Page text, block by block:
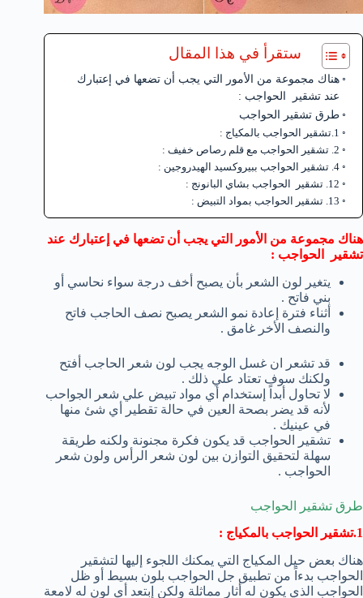
ستقرأ في هذا المقال
هناك مجموعة من الأمور التي يجب أن تضعها في إعتبارك
عند تشقير الحواجب :
طرق تشقير الحواجب
1.تشقير الحواجب بالمكياج :
2. تشقير الحواجب مع قلم رصاص خفيف :
4. تشقير الحواجب ببيروكسيد الهيدروجين :
12. تشقير الحواجب بشاي البانونج :
13. تشقير الحواجب بمواد التبيض :
هناك مجموعة من الأمور التي يجب أن تضعها في إعتبارك عند
تشقير الحواجب :
يتغير لون الشعر بأن يصبح أخف درجة سواء نحاسي أو
بني فاتح .
أثناء فترة إعادة نمو الشعر يصبح نصف الحاجب فاتح
والنصف الأخر غامق .
قد تشعر ان غسل الوجه يجب لون شعر الحاجب أفتح
ولكنك سوف تعتاد علي ذلك .
لا تحاول أبداً إستخدام أي مواد تبيض علي شعر الجواحب
لأنه قد يضر بصحة العين في حالة تقطير أي شئ منها
في عينيك .
تشقير الحواجب قد يكون فكرة مجنونة ولكنه طريقة
سهلة لتحقيق التوازن بين لون شعر الرأس ولون شعر
الحواجب .
طرق تشقير الحواجب
1.تشقير الحواجب بالمكياج :
هناك بعض حيل المكياج التي يمكنك اللجوء إليها لتشقير
الحواجب بدءاً من تطبيق جل الحواجب بلون بسيط أو ظل
الحواجب الذي يكون له أثار مماثلة ولكن إبتعد أي لون له لامعة